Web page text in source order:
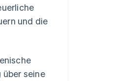
und die
seine